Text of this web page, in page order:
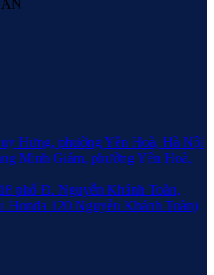
Hưng, phường Yên Hoà, Hà Nội
Minh Giám, phường Yên Hoà,
phố Đ. Nguyễn Khánh Toàn,
120 Nguyễn Khánh Toàn)